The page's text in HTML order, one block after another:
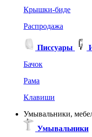
Крышки-биде
Распродажа
Писсуары
Бачок
Рама
Клавиши
Умывальники,
Умывальники